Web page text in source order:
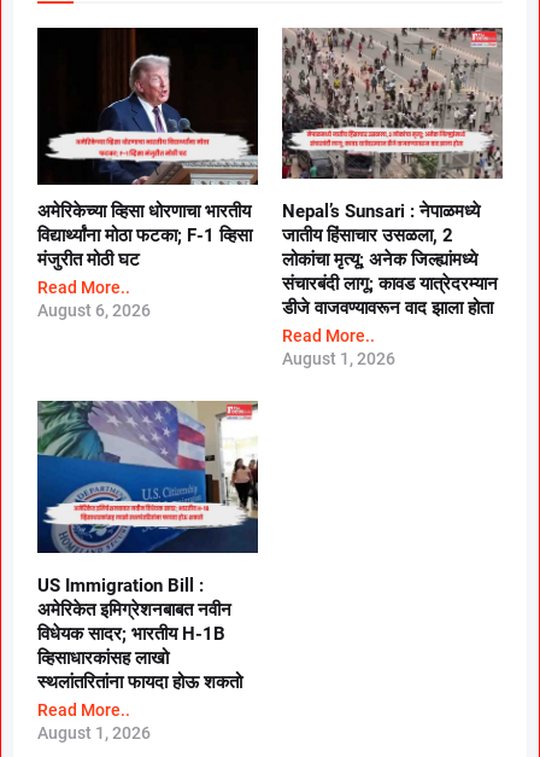
अमेरिकेच्या व्हिसा धोरणाचा भारतीय
विद्यार्थ्यांना मोठा फटका; F-1 व्हिसा
मंजुरीत मोठी घट
Read More..
August 6, 2026
Nepal’s Sunsari : नेपाळमध्ये
जातीय हिंसाचार उसळला, 2
लोकांचा मृत्यू; अनेक जिल्ह्यांमध्ये
संचारबंदी लागू; कावड यात्रेदरम्यान
डीजे वाजवण्यावरून वाद झाला होता
Read More..
August 1, 2026
US Immigration Bill :
अमेरिकेत इमिग्रेशनबाबत नवीन
विधेयक सादर; भारतीय H-1B
व्हिसाधारकांसह लाखो
स्थलांतरितांना फायदा होऊ शकतो
Read More..
August 1, 2026